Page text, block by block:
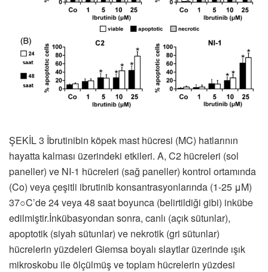
ŞEKİL 3 İbrutinibin köpek mast hücresi (MC) hatlarının
hayatta kalması üzerindeki etkileri. A, C2 hücreleri (sol
paneller) ve NI-1 hücreleri (sağ paneller) kontrol ortamında
(Co) veya çeşitli ibrutinib konsantrasyonlarında (1-25 μM)
37○C’de 24 veya 48 saat boyunca (belirtildiği gibi) inkübe
edilmiştir.İnkübasyondan sonra, canlı (açık sütunlar),
apoptotik (siyah sütunlar) ve nekrotik (gri sütunlar)
hücrelerin yüzdeleri Giemsa boyalı slaytlar üzerinde ışık
mikroskobu ile ölçülmüş ve toplam hücrelerin yüzdesi